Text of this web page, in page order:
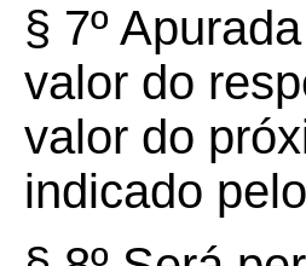
§ 7º
valor do
valor do
indicado